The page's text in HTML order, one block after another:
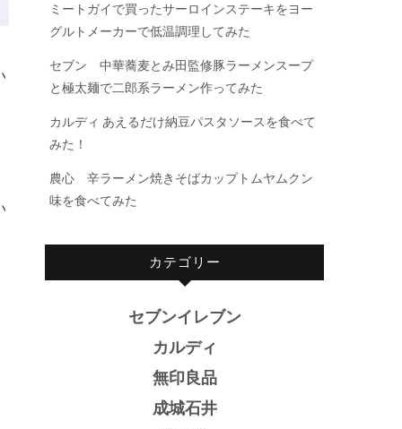
ミートガイで買ったサーロインステーキをヨー
グルトメーカーで低温調理してみた
セブン 中華蕎麦とみ田監修豚ラーメンスープ
と極太麺で二郎系ラーメン作ってみた
カルディ あえるだけ納豆パスタソースを食べて
みた！
農心 辛ラーメン焼きそばカップトムヤムクン
味を食べてみた
カテゴリー
セブンイレブン
カルディ
無印良品
成城石井